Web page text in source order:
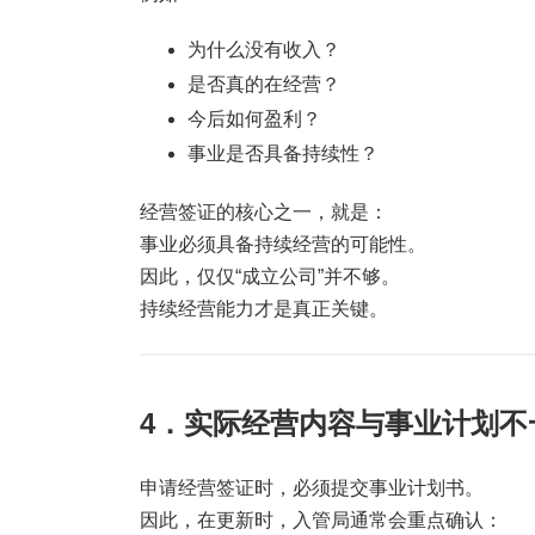
为什么没有收入？
是否真的在经营？
今后如何盈利？
事业是否具备持续性？
经营签证的核心之一，就是：
事业必须具备持续经营的可能性。
因此，仅仅“成立公司”并不够。
持续经营能力才是真正关键。
4．实际经营内容与事业计划不
申请经营签证时，必须提交事业计划书。
因此，在更新时，入管局通常会重点确认：